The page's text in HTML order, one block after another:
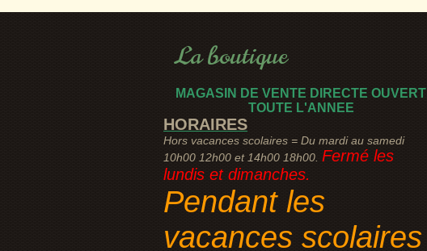
La boutique
MAGASIN DE VENTE DIRECTE OUVERT
TOUTE L'ANNEE
HORAIRES
Hors vacances scolaires = Du mardi au samedi
10h00 12h00 et 14h00 18h00. Fermé les
lundis et dimanches.
Pendant les
vacances scolaires